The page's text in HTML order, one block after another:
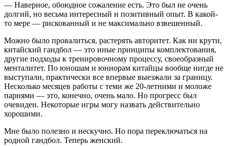
— Наверное, обоюдное сожаление есть. Это был не очень
долгий, но весьма интересный и позитивный опыт. В какой-
то мере — рискованный и не максимально взвешенный.
Можно было провалиться, растерять авторитет. Как ни крути,
китайский гандбол — это иные принципы комплектования,
другие подходы к тренировочному процессу, своеобразный
менталитет. По юношам и юниорам китайцы вообще нигде не
выступали, практически все впервые выезжали за границу.
Несколько месяцев работы с теми же 20-летними и моложе
парнями — это, конечно, очень мало. Но прогресс был
очевиден. Некоторые игры могу назвать действительно
хорошими.
Мне было полезно и нескучно. Но пора переключаться на
родной гандбол. Теперь женский.